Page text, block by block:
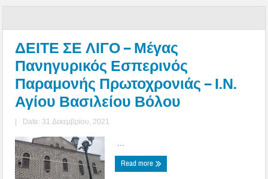
ΔΕΙΤΕ ΣΕ ΛΙΓΟ – Μέγας
Πανηγυρικός Εσπερινός
Παραμονής Πρωτοχρονιάς – Ι.Ν.
Αγίου Βασιλείου Βόλου
| Date: 31 Δεκεμβρίου, 2021
Read more